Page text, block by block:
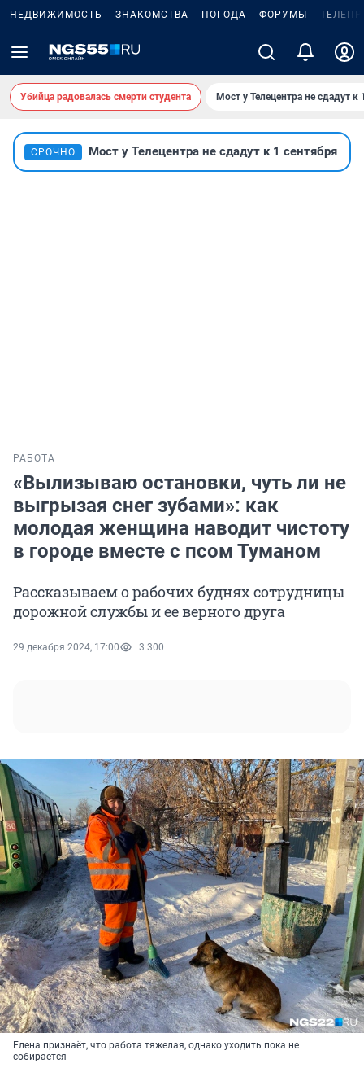
НЕДВИЖИМОСТЬ ЗНАКОМСТВА ПОГОДА ФОРУМЫ
Убийца радовалась смерти студента Мост у Телецентра не сдадут к
СРОЧНО Мост у Телецентра не сдадут к 1 сентября
РАБОТА
«Вылизываю остановки, чуть ли не
выгрызая снег зубами»: как
молодая женщина наводит чистоту
в городе вместе с псом Туманом
Рассказываем о рабочих буднях сотрудницы
дорожной службы и ее верного друга
29 декабря 2024, 17:00 3 300
Елена признаёт, что работа тяжелая, однако уходить пока не
собирается